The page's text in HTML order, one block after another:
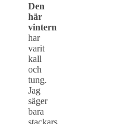
Den
här
vintern
har
varit
kall
och
tung.
Jag
säger
bara
stackars